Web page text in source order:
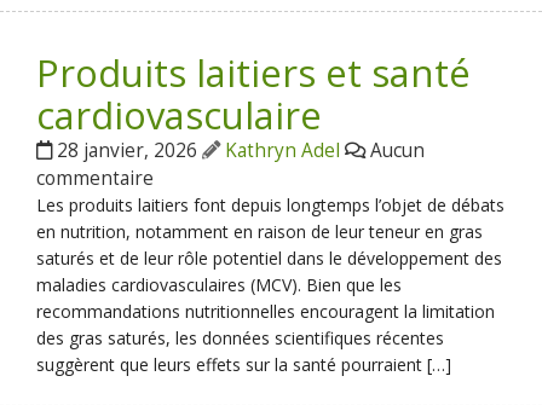
Produits laitiers et santé
cardiovasculaire
28 janvier, 2026 Kathryn Adel
Aucun
commentaire
Les produits laitiers font depuis longtemps l’objet de débats
en nutrition, notamment en raison de leur teneur en gras
saturés et de leur rôle potentiel dans le développement des
maladies cardiovasculaires (MCV). Bien que les
recommandations nutritionnelles encouragent la limitation
des gras saturés, les données scientifiques récentes
suggèrent que leurs effets sur la santé pourraient […]